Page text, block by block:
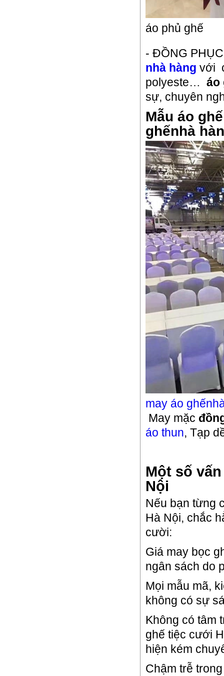
áo phủ ghế
- ĐỒNG
nhà hàng với
polyeste… áo
sự, chuyên
Mẫu áo
ghếnhà
may áo
May mặc
áo thun, Tạp
Một số
Nội
Nếu bạn từng
Hà Nội, chắc
cười:
Giá may bọc
ngân sách do
Mọi mẫu mã,
không có sự
Không có tâm
ghế tiệc cưới
hiện kém
Chậm trễ